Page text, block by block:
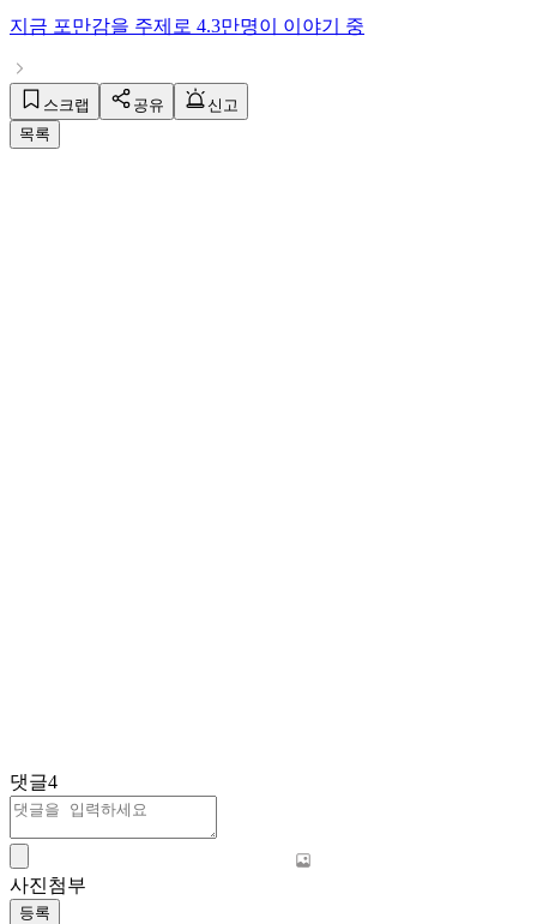
지금 포만감을 주제로 4.3만명이 이야기 중
스크랩 공유
신고
목록
댓글4
사진첨부
등록